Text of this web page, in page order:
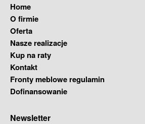
Home
O firmie
Oferta
Nasze realizacje
Kup na raty
Kontakt
Fronty meblowe regulamin
Dofinansowanie
Newsletter